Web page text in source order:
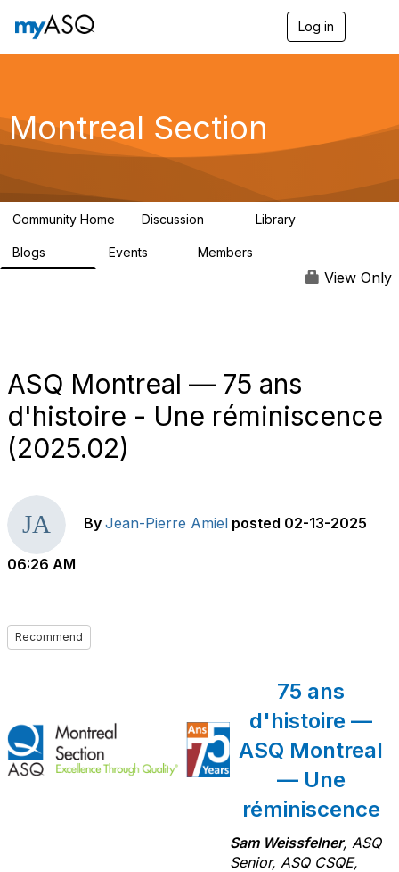
Log in
g
a
Montreal Section
Community Home Discussion Library
Blogs Events Members
View Only
ASQ Montreal — 75 ans
d'histoire - Une réminiscence
(2025.02)
By Jean-Pierre Amiel posted 02-13-2025
06:26 AM
Recommend
75 ans
d'histoire —
ASQ Montreal
— Une
réminiscence
Sam Weissfelner, ASQ
Senior, ASQ CSQE,